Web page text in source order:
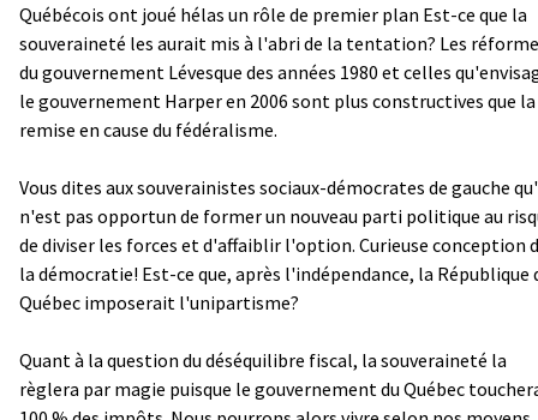
Québécois ont joué hélas un rôle de premier plan Est-ce que la
souveraineté les aurait mis à l'abri de la tentation? Les
du gouvernement Lévesque des années 1980 et celles
le gouvernement Harper en 2006 sont plus constructives que la
remise en cause du fédéralisme.
Vous dites aux souverainistes sociaux-démocrates de gauche
n'est pas opportun de former un nouveau parti politique au
de diviser les forces et d'affaiblir l'option. Curieuse conception
la démocratie! Est-ce que, après l'indépendance, la République
Québec imposerait l'unipartisme?
Quant à la question du déséquilibre fiscal, la souveraineté la
règlera par magie puisque le gouvernement du Québec